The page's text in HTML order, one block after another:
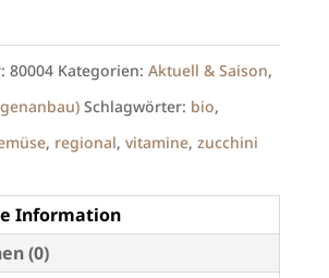
80004 Kategorien: Aktuell & Saison,
Schlagwörter: bio,
, regional, vitamine, zucchini
Information
(0)